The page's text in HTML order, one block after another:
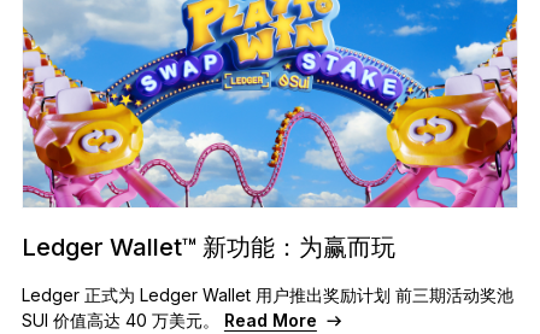
Ledger Wallet™ 新功能：为赢而玩
Ledger 正式为 Ledger Wallet 用户推出奖励计划 前三期活动奖池
SUI 价值高达 40 万美元。 Read More